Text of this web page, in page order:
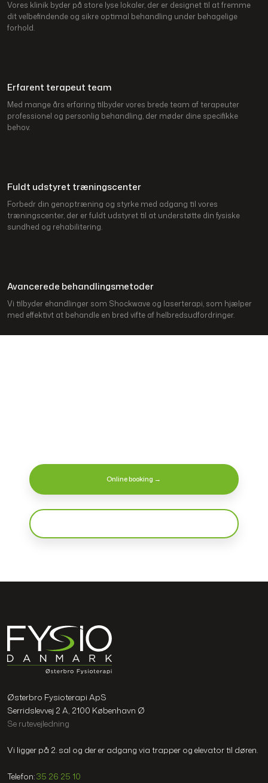
Vores klinik byder på store lyse lokaler, der er designet til at fremme
dit velbefindende og sikre optimal behandling under behagelige
forhold.
Erfarent terapeut team
Med mange års erfaring tilbyder vores brede team af terapeuter
professionel og personlig behandling, der møder dine specifikke
behov.
Fuldt udstyret træningscenter
Forbedr din genoptræning og styrke med adgang til vores
træningscenter, der er fuldt udstyret til at understøtte din fysiske
sundhed og rehabilitering.
Avancerede behandlingsmetoder
Vi tilbyder ehandlinger som Shockwave og laserterapi, som hjælper
med effektivt at behandle en bred vifte af helbredsudfordringer.
Online booking →
Østerbro Fysioterapi ApS
Serridslevvej 2 A, 2100 København Ø
Se rutevejledning
Vi ligger på 2. sal og der er adgang via trapper og elevator til døren.
Telefon:35 26 25 10